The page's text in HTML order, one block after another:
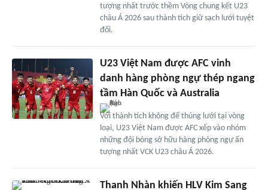
tượng nhất trước thềm Vòng chung kết U23
châu Á 2026 sau thành tích giữ sạch lưới tuyệt
đối.
U23 Việt Nam được AFC vinh
danh hàng phòng ngự thép ngang
tầm Hàn Quốc và Australia
Với thành tích không để thủng lưới tại vòng
loại, U23 Việt Nam được AFC xếp vào nhóm
những đội bóng sở hữu hàng phòng ngự ấn
tượng nhất VCK U23 châu Á 2026.
Thanh Nhàn khiến HLV Kim Sang